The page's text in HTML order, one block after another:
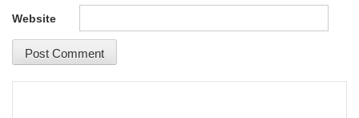
Website